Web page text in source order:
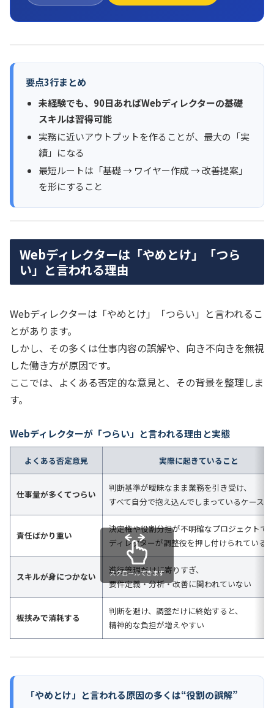
要点3行まとめ
未経験でも、90日あればWebディレクターの基礎
スキルは習得可能
実務に近いアウトプットを作ることが、最大の「実
績」になる
最短ルートは「基礎 → ワイヤー作成 → 改善提案」
を形にすること
Webディレクターは「やめとけ」「つら
い」と言われる理由
Webディレクターは「やめとけ」「つらい」と言われるこ
とがあります。
しかし、その多くは仕事内容の誤解や、向き不向きを無視
した働き方が原因です。
ここでは、よくある否定的な意見と、その背景を整理しま
す。
Webディレクターが「つらい」と言われる理由と実態
よくある否定意見 実際に起きていること
仕事量が多くてつらい
判断基準が曖昧なまま業務を引き受け、
すべて自分で抱え込んでしまっているケース
責任ばかり重い
決定権や役割分担が不明確なプロジェクトで
ディレクターが調整役を押し付けられている
スキルが身につかない
進行管理だけに寄りすぎ、
要件定義・分析・改善に関われていない
板挟みで消耗する
判断を避け、調整だけに終始すると、
精神的な負担が増えやすい
スクロールできます
「やめとけ」と言われる原因の多くは“役割の誤解”